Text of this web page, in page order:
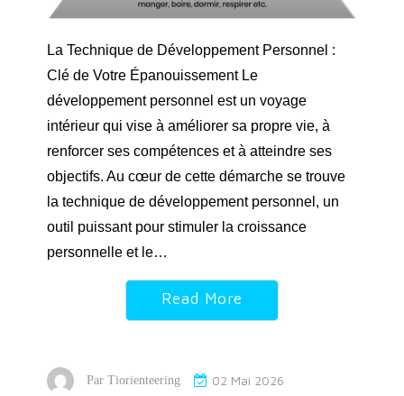
La Technique de Développement Personnel :
Clé de Votre Épanouissement Le
développement personnel est un voyage
intérieur qui vise à améliorer sa propre vie, à
renforcer ses compétences et à atteindre ses
objectifs. Au cœur de cette démarche se trouve
la technique de développement personnel, un
outil puissant pour stimuler la croissance
personnelle et le…
Read More
Par Tiorienteering 02 Mai 2026